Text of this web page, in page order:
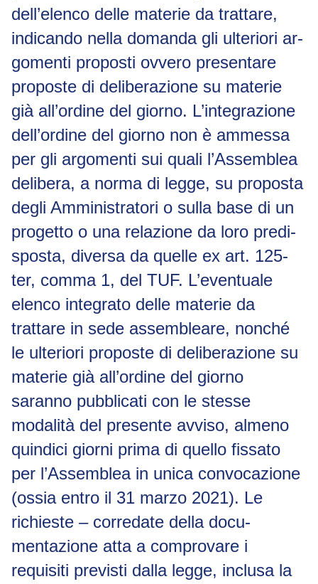
dell’elenco delle materie da trattare,
indicando nella domanda gli ulteriori ar-
gomenti proposti ovvero presentare
proposte di deliberazione su materie
già all’ordine del giorno. L’integrazione
dell’ordine del giorno non è ammessa
per gli argomenti sui quali l’Assemblea
delibera, a norma di legge, su proposta
degli Amministratori o sulla base di un
progetto o una relazione da loro predi-
sposta, diversa da quelle ex art. 125-
ter, comma 1, del TUF. L’eventuale
elenco integrato delle materie da
trattare in sede assembleare, nonché
le ulteriori proposte di deliberazione su
materie già all’ordine del giorno
saranno pubblicati con le stesse
modalità del presente avviso, almeno
quindici giorni prima di quello fissato
per l’Assemblea in unica convocazione
(ossia entro il 31 marzo 2021). Le
richieste – corredate della docu-
mentazione atta a comprovare i
requisiti previsti dalla legge, inclusa la